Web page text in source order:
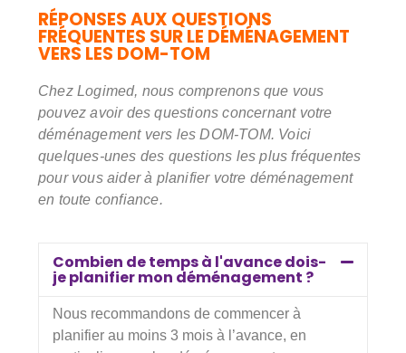
RÉPONSES AUX QUESTIONS
FRÉQUENTES SUR LE DÉMÉNAGEMENT
VERS LES DOM-TOM
Chez Logimed, nous comprenons que vous
pouvez avoir des questions concernant votre
déménagement vers les DOM-TOM. Voici
quelques-unes des questions les plus fréquentes
pour vous aider à planifier votre déménagement
en toute confiance.
Combien de temps à l'avance dois-
je planifier mon déménagement ?
Nous recommandons de commencer à
planifier au moins 3 mois à l’avance, en